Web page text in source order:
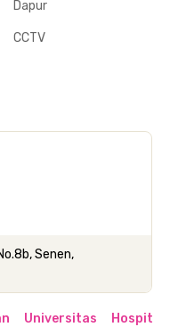
Dapur
CCTV
Senen,
Universitas Hospital